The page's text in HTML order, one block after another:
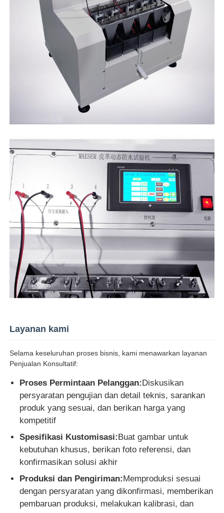
Layanan kami
Selama keseluruhan proses bisnis, kami menawarkan layanan
Penjualan Konsultatif:
Proses Permintaan Pelanggan: Diskusikan
persyaratan pengujian dan detail teknis, sarankan
produk yang sesuai, dan berikan harga yang
kompetitif
Spesifikasi Kustomisasi: Buat gambar untuk
kebutuhan khusus, berikan foto referensi, dan
konfirmasikan solusi akhir
Produksi dan Pengiriman: Memproduksi sesuai
dengan persyaratan yang dikonfirmasi, memberikan
pembaruan produksi, melakukan kalibrasi, dan